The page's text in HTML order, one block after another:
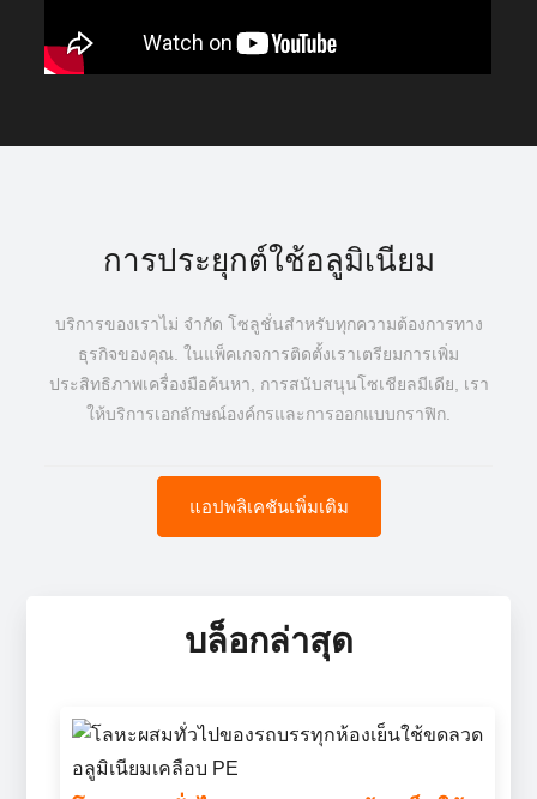
การประยุกต์ใช้อลูมิเนียม
บริการของเราไม่ จำกัด โซลูชั่นสำหรับทุกความต้องการทาง
ธุรกิจของคุณ. ในแพ็คเกจการติดตั้งเราเตรียมการเพิ่ม
ประสิทธิภาพเครื่องมือค้นหา, การสนับสนุนโซเชียลมีเดีย, เรา
ให้บริการเอกลักษณ์องค์กรและการออกแบบกราฟิก.
แอปพลิเคชันเพิ่มเติม
บล็อกล่าสุด